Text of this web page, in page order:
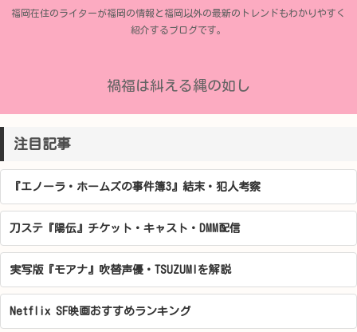
福岡在住のライターが福岡の情報と福岡以外の最新のトレンドもわかりやすく
紹介するブログです。
禍福は糾える縄の如し
注目記事
『エノーラ・ホームズの事件簿3』結末・犯人考察
刀ステ『陽伝』チケット・キャスト・DMM配信
実写版『モアナ』吹替声優・TSUZUMIを解説
Netflix SF映画おすすめランキング